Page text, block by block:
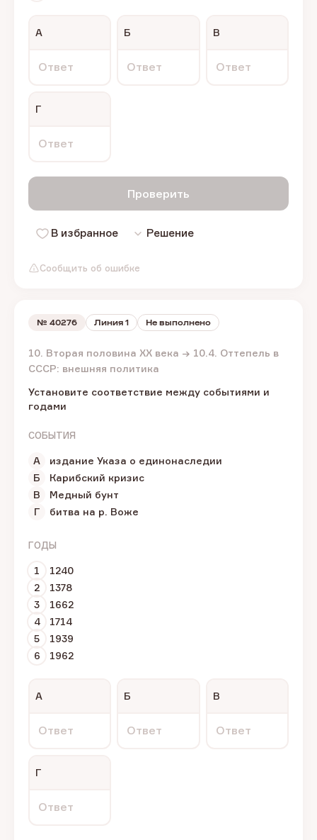
Сообщить об ошибке
А
Ответ
Б
Ответ
В
Ответ
Г
Ответ
Проверить
В избранное Решение
№ 40276 Линия 1 Не выполнено
10. Вторая половина XX века → 10.4. Оттепель в
СССР: внешняя политика
Установите соответствие между событиями и
годами
СОБЫТИЯ
А
издание Указа о единонаследии
Б
Карибский кризис
В
Медный бунт
Г
битва на р. Воже
ГОДЫ
1
1240
2
1378
3
1662
4
1714
5
1939
6
1962
А
Ответ
Б
Ответ
В
Ответ
Г
Ответ